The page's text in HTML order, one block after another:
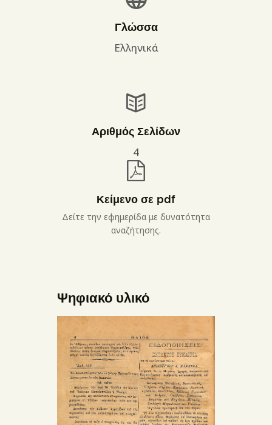
Γλώσσα
Ελληνικά
Αριθμός Σελίδων
4
Κείμενο σε pdf
Δείτε την εφημερίδα με δυνατότητα
αναζήτησης.
Ψηφιακό υλικό